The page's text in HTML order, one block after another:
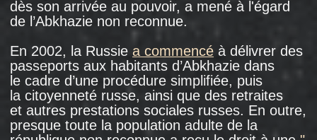
de Manana, à des journalistes de la Deutsche
Welle quelques jours après son arrivée à
Tbilissi. " Oui, je suis Géorgien de naissance,
mais est-ce pour cela que je dois vivre ici? Ici,
je suis devenu pauvre. Mon travail
et ma maison sont restés là-bas. C’est là-bas
que je me suis occupé des études de mes
enfants. Chez moi, en Russie, nous vivions
comme des êtres humains. Je ne sais pas
comment nous allons vivre ici. Je prie ici,
devant la tombe de ma femme, je prie
et je demande au président russe Poutine